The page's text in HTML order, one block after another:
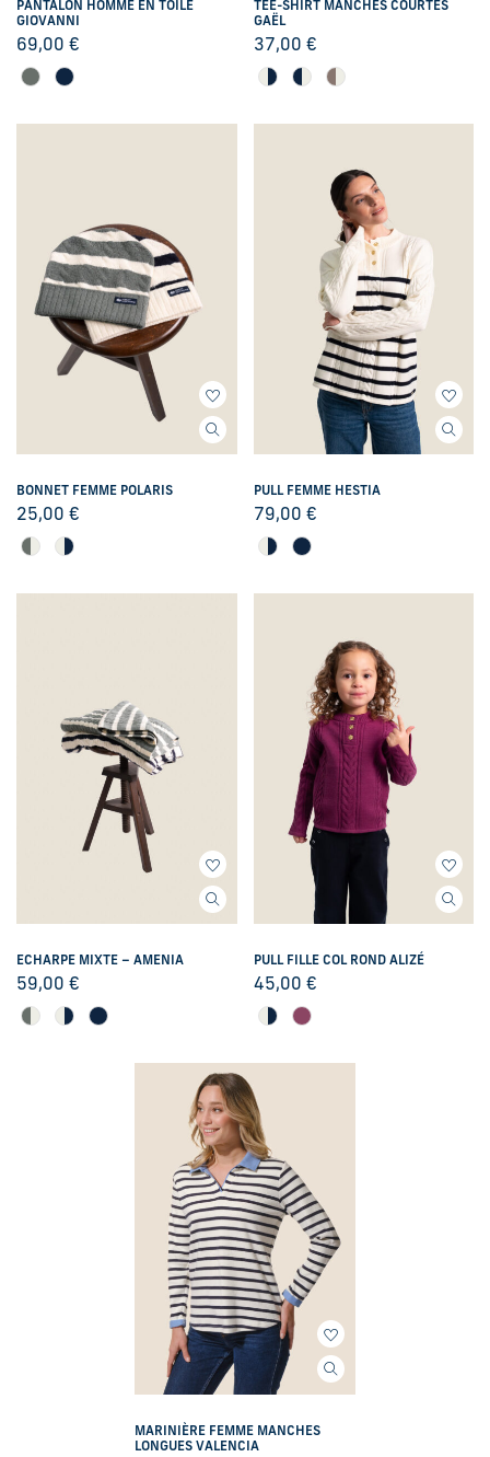
PANTALON HOMME EN TOILE
GIOVANNI
69,00 €
TEE-SHIRT MANCHES COURTES
GAËL
37,00 €
BONNET FEMME POLARIS
25,00 €
PULL FEMME HESTIA
79,00 €
ECHARPE MIXTE – AMENIA
59,00 €
PULL FILLE COL ROND ALIZÉ
45,00 €
MARINIÈRE FEMME MANCHES
LONGUES VALENCIA